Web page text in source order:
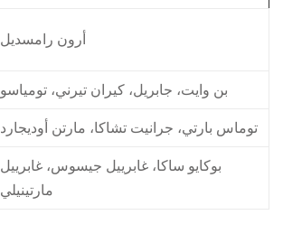
أرون رامسديل
بن وايت، جابريل، كيران تيرني، تومياسو
توماس بارتي، جرانيت تشاكا، مارتن أوديجارد
بوكايو ساكا، غابرييل جيسوس، غابرييل
مارتينيلي